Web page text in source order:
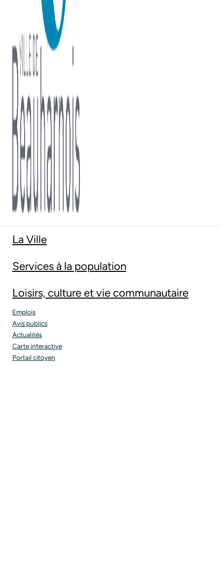
La Ville
Services à la population
Loisirs, culture et vie communautaire
Emplois
Avis publics
Actualités
Carte interactive
Portail citoyen